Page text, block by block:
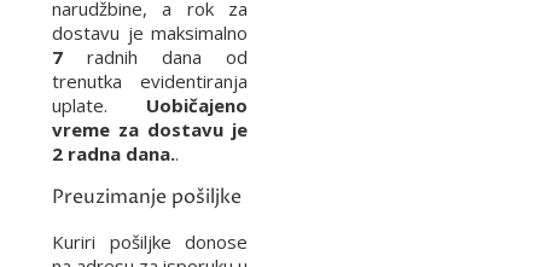
narudžbine, a rok za
dostavu je maksimalno
7 radnih dana od
trenutka evidentiranja
uplate. Uobičajeno
vreme za dostavu je
2 radna dana..
Preuzimanje pošiljke
Kuriri pošiljke donose